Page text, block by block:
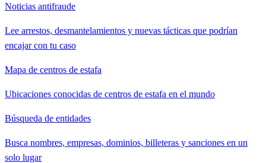
Noticias antifraude
Lee arrestos, desmantelamientos y nuevas tácticas que podrían
encajar con tu caso
Mapa de centros de estafa
Ubicaciones conocidas de centros de estafa en el mundo
Búsqueda de entidades
Busca nombres, empresas, dominios, billeteras y sanciones en un
solo lugar